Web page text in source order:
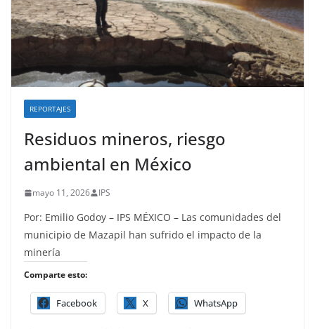
REPORTAJES
Residuos mineros, riesgo
ambiental en México
mayo 11, 2026 IPS
Por: Emilio Godoy – IPS MÉXICO – Las comunidades del
municipio de Mazapil han sufrido el impacto de la
minería
Comparte esto:
Facebook X WhatsApp